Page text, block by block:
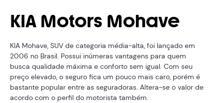
KIA Motors Mohave
KIA Mohave, SUV de categoria média-alta, foi lançado em
2006 no Brasil. Possui inúmeras vantagens para quem
busca qualidade máxima e conforto sem igual. Com seu
preço elevado, o seguro fica um pouco mais caro, porém é
bastante popular entre as seguradoras. Altera-se o valor de
acordo com o perfil do motorista também.